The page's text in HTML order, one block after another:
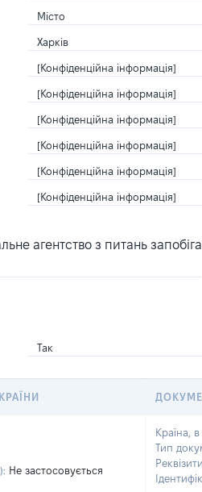
Місто
Харків
[Конфіденційна інформація]
[Конфіденційна інформація]
[Конфіденційна інформація]
[Конфіденційна інформація]
[Конфіденційна інформація]
[Конфіденційна інформація]
агентство з питань
Так
Не застосовується
Країна,
Тип